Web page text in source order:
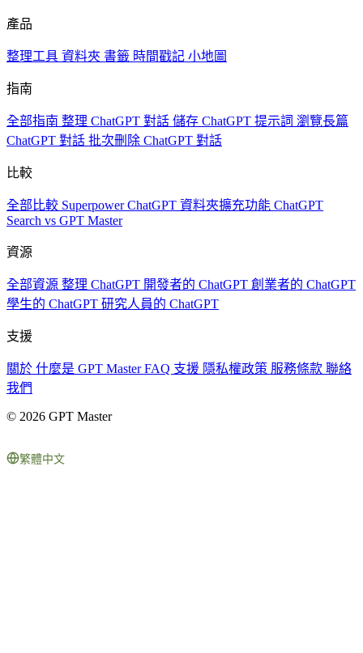
產品
整理工具 資料夾 書籤 時間戳記 小地圖
指南
全部指南 整理 ChatGPT 對話 儲存 ChatGPT 提示詞 瀏覽長篇
ChatGPT 對話 批次刪除 ChatGPT 對話
比較
全部比較 Superpower ChatGPT 資料夾擴充功能 ChatGPT
Search vs GPT Master
資源
全部資源 整理 ChatGPT 開發者的 ChatGPT 創業者的 ChatGPT
學生的 ChatGPT 研究人員的 ChatGPT
支援
關於 什麼是 GPT MasterFAQ 支援 隱私權政策 服務條款 聯絡
我們
© 2026 GPT Master
繁體中文